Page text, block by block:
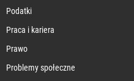
Podatki
Praca i kariera
Prawo
Problemy społeczne